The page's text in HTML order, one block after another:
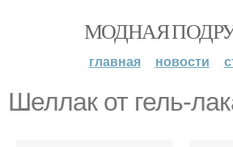
МОДНАЯ
главная новости
Шеллак от гель-